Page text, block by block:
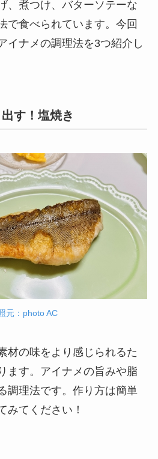
、煮つけ、バターソテーな
で食べられています。今回
イナメの調理法を3つ紹介し
す！塩焼き
元：photo AC
材の味をより感じられるた
ます。アイナメの旨みや脂
調理法です。作り方は簡単
みてください！